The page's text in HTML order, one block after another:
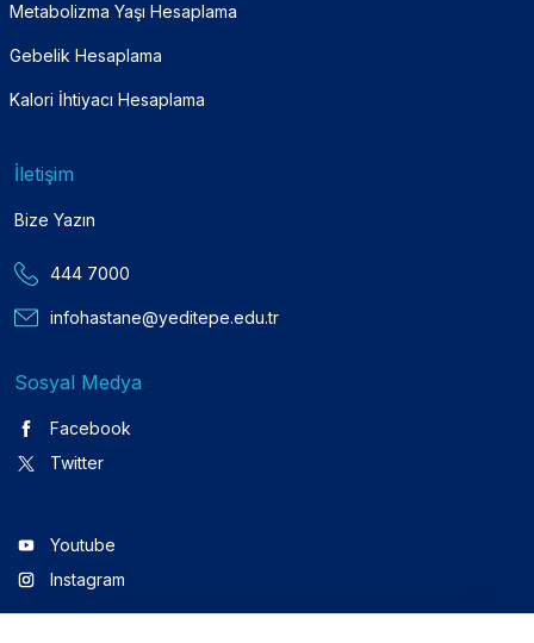
Metabolizma Yaşı Hesaplama
Gebelik Hesaplama
Kalori İhtiyacı Hesaplama
İletişim
Bize Yazın
444 7000
infohastane@yeditepe.edu.tr
Sosyal Medya
Facebook
Twitter
Youtube
Instagram